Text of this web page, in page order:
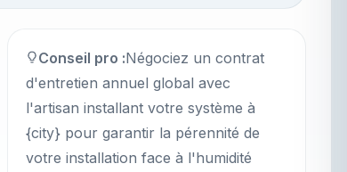
Conseil pro :Négociez un contrat
d'entretien annuel global avec
l'artisan installant votre système à
{city} pour garantir la pérennité de
votre installation face à l'humidité